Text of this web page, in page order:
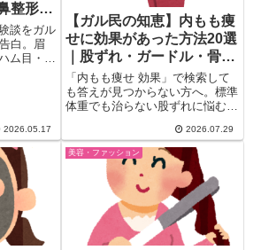
整形の
に告白
談をガル
白。眉
ム目・鼻
2026.05.17
【ガル民の知恵】内もも痩
せに効果があった方法20選
｜股ずれ・ガードル・骨格
別の本音
「内もも痩せ 効果」で検索して
も答えが見つからない方へ。標準
体重でも治らない股ずれに悩むガ
ストレッチ・ガードル対策のリア
ルな口コミ20選を厳選しまし
た。骨盤の歪みや骨格タイプ（ス
トレート・ウェーブ・ナチュラ
ル）による違いまで徹底解説しま
2026.07.29
美容・ファッション